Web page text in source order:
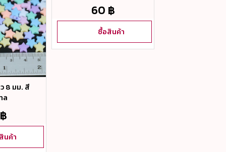
8 มม. สี
ล
นค้า
60 ฿
ซื้อสินค้า